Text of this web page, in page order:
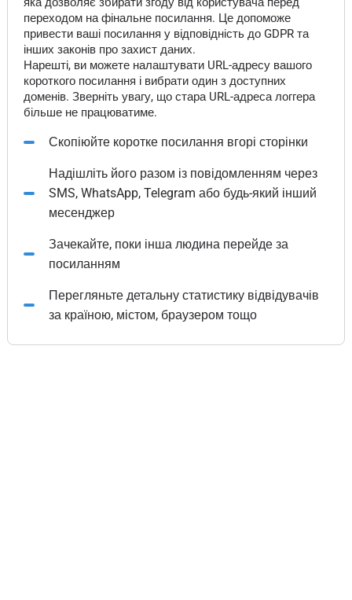
переходом на фінальне посилання. Це допоможе
привести ваші посилання у відповідність до GDPR та
інших законів про захист даних.
Нарешті, ви можете налаштувати URL-адресу вашого
короткого посилання і вибрати один з доступних
доменів. Зверніть увагу, що стара URL-адреса логгера
більше не працюватиме.
Скопіюйте коротке посилання вгорі сторінки
Надішліть його разом із повідомленням через
SMS, WhatsApp, Telegram або будь-який інший
месенджер
Зачекайте, поки інша людина перейде за
посиланням
Перегляньте детальну статистику відвідувачів
за країною, містом, браузером тощо